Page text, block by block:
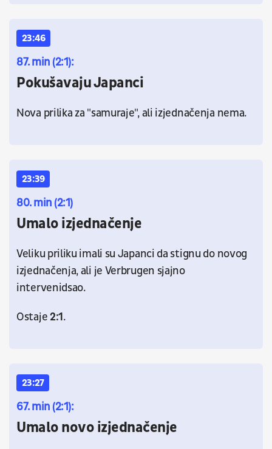
23:46
87. min (2:1):
Pokušavaju Japanci
Nova prilika za "samuraje", ali izjednačenja nema.
23:39
80. min (2:1)
Umalo izjednačenje
Veliku priliku imali su Japanci da stignu do novog
izjednačenja, ali je Verbrugen sjajno
intervenidsao.
Ostaje 2:1.
23:27
67. min (2:1):
Umalo novo izjednačenje